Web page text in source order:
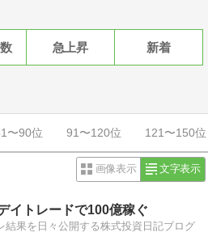
急上昇 新着
〜90位 91〜120位 121〜150位
画像表示 文字表示
イトレードで100億稼ぐ
結果を日々公開する株式投資日記ブログ